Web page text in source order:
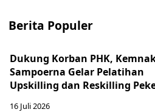
Berita Populer
Dukung Korban PHK,
Sampoerna Gelar Pelatihan
Upskilling dan Reskilling
16 Juli 2026